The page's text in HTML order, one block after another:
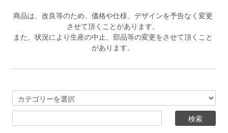
商品は、改良等のため、価格や仕様、デザインを予告なく変更
させて頂くことがあります。
また、状況により生産の中止、部品等の変更をさせて頂くこと
があります。